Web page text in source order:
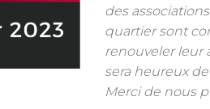
des
quartier sont
renouveler leur
sera heureux
Merci de nous